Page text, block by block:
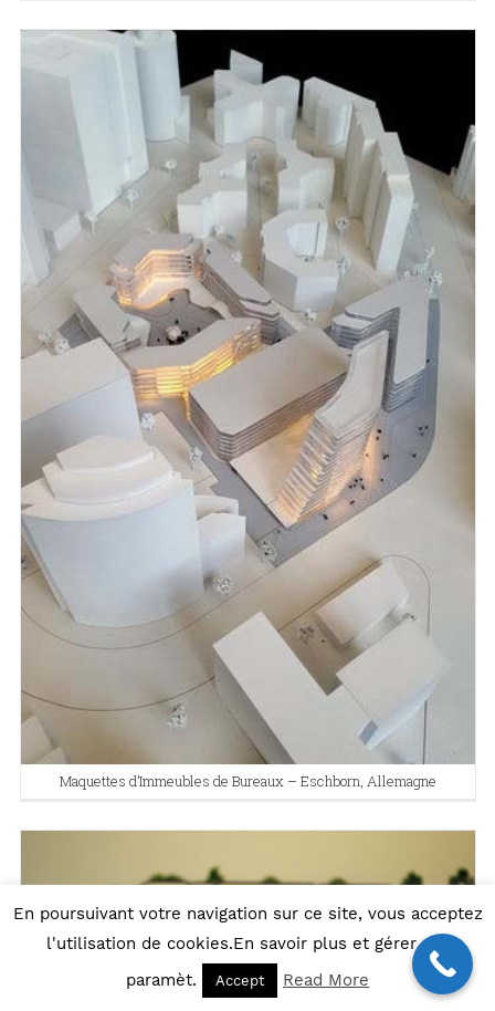
Maquettes d’Immeubles de Bureaux – Eschborn, Allemagne
En poursuivant votre navigation sur ce site, vous acceptez
l'utilisation de cookies.En savoir plus et gérer ces
paramèt.
Accept Read More